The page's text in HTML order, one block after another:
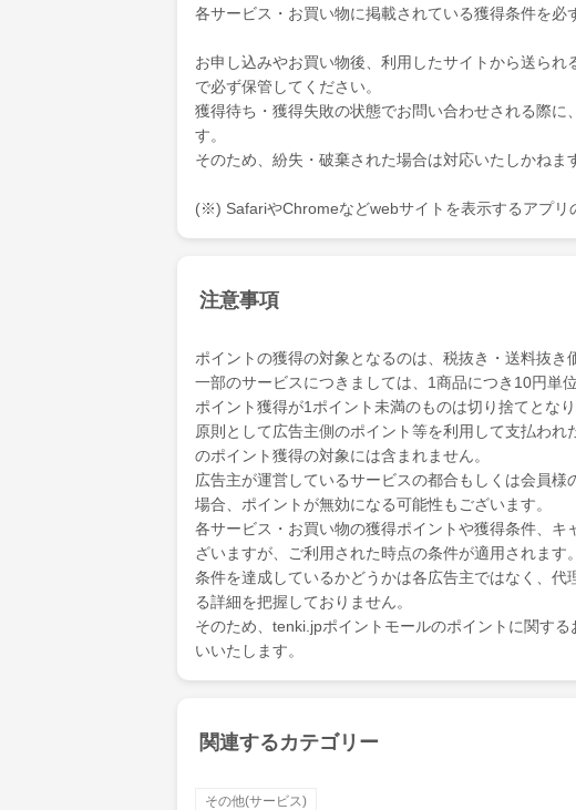
各サービス・お買い物に掲載されている獲得条件を必
お申し込みやお買い物後、利用したサイトから送ら
で必ず保管してください。
獲得待ち・獲得失敗の状態でお問い合わせされる際
す。
そのため、紛失・破棄された場合は対応いたしかねま
(※) SafariやChromeなどwebサイトを表示するアプリ
注意事項
ポイントの獲得の対象となるのは、税抜き・送料抜き
一部のサービスにつきましては、1商品につき10円単
ポイント獲得が1ポイント未満のものは切り捨てとな
原則として広告主側のポイント等を利用して支払わ
のポイント獲得の対象には含まれません。
広告主が運営しているサービスの都合もしくは会員
場合、ポイントが無効になる可能性もございます。
各サービス・お買い物の獲得ポイントや獲得条件、
ざいますが、ご利用された時点の条件が適用されます。
条件を達成しているかどうかは各広告主ではなく、
る詳細を把握しておりません。
そのため、tenki.jpポイントモールのポイントに関す
いいたします。
関連するカテゴリー
その他(サービス)